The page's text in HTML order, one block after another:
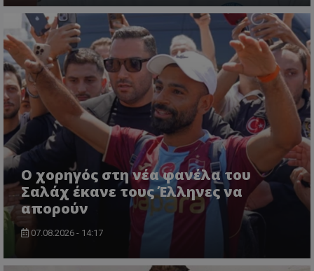
Ο χορηγός στη νέα φανέλα του
Σαλάχ έκανε τους Έλληνες να
απορούν
07.08.2026 - 14:17